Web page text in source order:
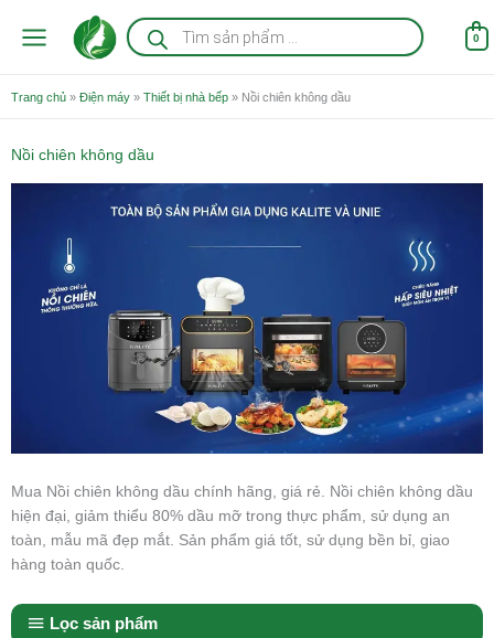
Tìm
kiếm
sản
0
Trang chủ » Điện máy » Thiết bị nhà bếp » Nồi chiên không dầu
Nồi chiên không dầu
Mua Nồi chiên không dầu chính hãng, giá rẻ. Nồi chiên không dầu
hiện đại, giảm thiểu 80% dầu mỡ trong thực phẩm, sử dụng an
toàn, mẫu mã đẹp mắt. Sản phẩm giá tốt, sử dụng bền bỉ, giao
hàng toàn quốc.
Lọc sản phẩm